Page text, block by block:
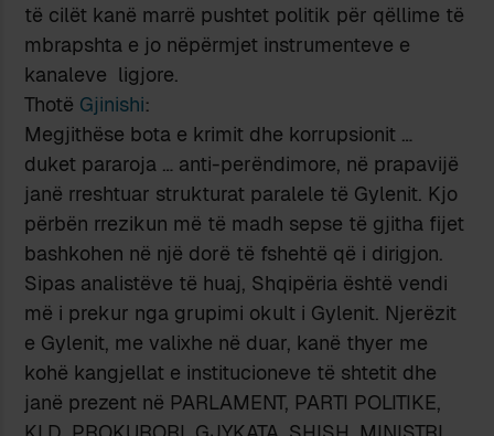
të cilët kanë marrë pushtet politik për qëllime të
mbrapshta e jo nëpërmjet instrumenteve e
kanaleve ligjore.
Thotë Gjinishi:
Megjithёse bota e krimit dhe korrupsionit …
duket pararoja … anti-perёndimore, nё prapavijë
janё rreshtuar strukturat paralele tё Gylenit. Kjo
pёrbёn rrezikun mё tё madh sepse tё gjitha fijet
bashkohen nё njё dorё tё fshehtё qё i dirigjon.
Sipas analistёve tё huaj, Shqipёria ёshtё vendi
mё i prekur nga grupimi okult i Gylenit. Njerёzit
e Gylenit, me valixhe nё duar, kanё thyer me
kohё kangjellat e institucioneve tё shtetit dhe
janё prezent nё PARLAMENT, PARTI POLITIKE,